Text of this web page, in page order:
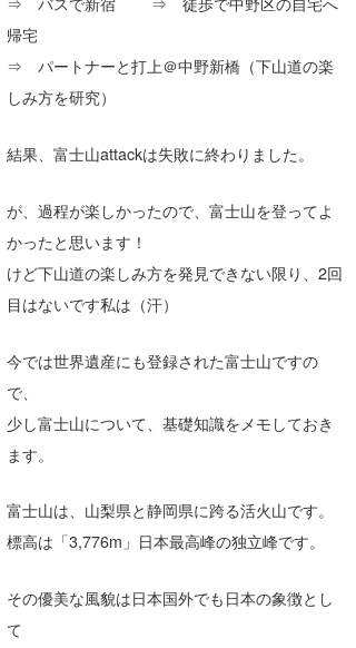
帰宅
⇒ パートナーと打上＠中野新橋（下山道の楽
しみ方を研究）
結果、富士山attackは失敗に終わりました。
が、過程が楽しかったので、富士山を登ってよ
かったと思います！
けど下山道の楽しみ方を発見できない限り、2回
目はないです私は（汗）
今では世界遺産にも登録された富士山ですの
で、
少し富士山について、基礎知識をメモしておき
ます。
富士山は、山梨県と静岡県に跨る活火山です。
標高は「3,776m」日本最高峰の独立峰です。
その優美な風貌は日本国外でも日本の象徴とし
て